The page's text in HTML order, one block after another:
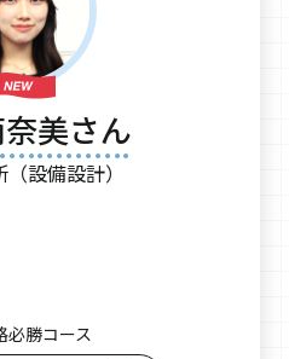
美さん
設備設計）
必勝コース